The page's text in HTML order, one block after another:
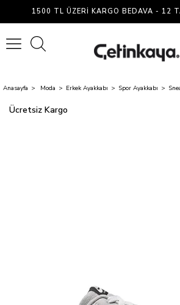
1500 TL ÜZERI KARGO BEDAVA - 12
Anasayfa Moda Erkek Ayakkabı Spor Ayakkabı
Ücretsiz Kargo